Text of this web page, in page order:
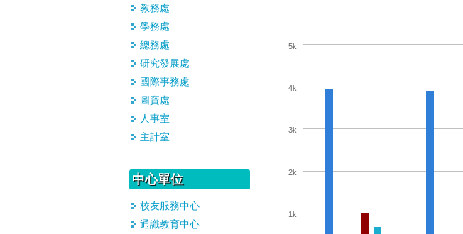
教務處
學務處
總務處
研究發展處
國際事務處
圖資處
人事室
主計室
中心單位
校友服務中心
通識教育中心